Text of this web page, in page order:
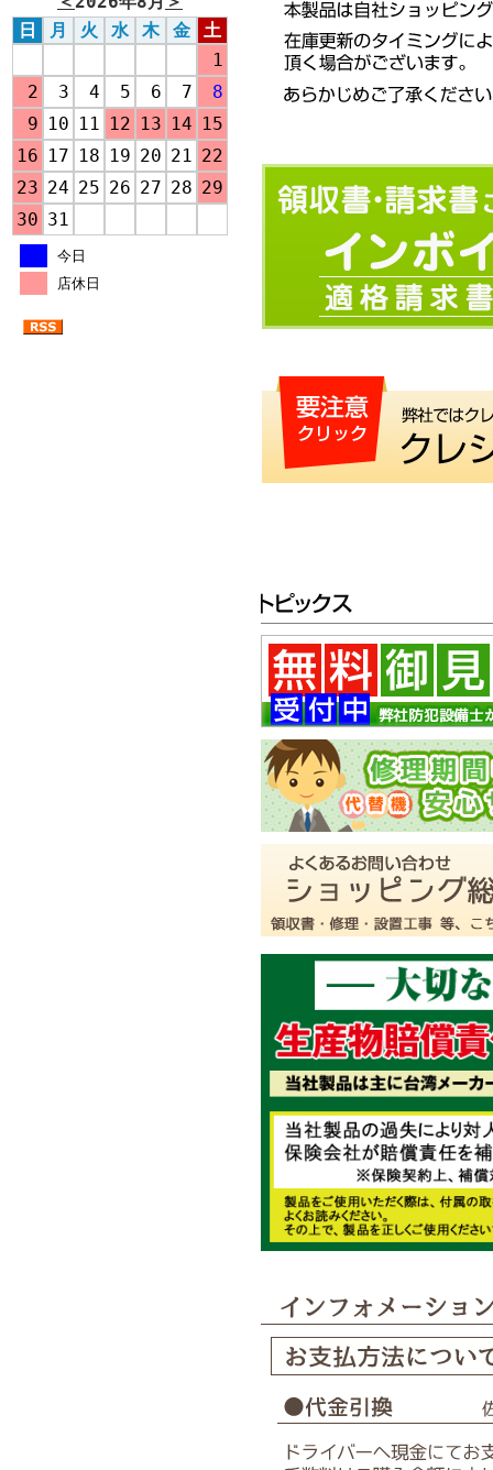
日
月 火 水 木 金
土
1
2
3 4 5 6 7
8
9 10 11 12 13 14 15
16 17 18 19 20 21 22
23 24 25 26 27 28 29
30 31
今日
店休日